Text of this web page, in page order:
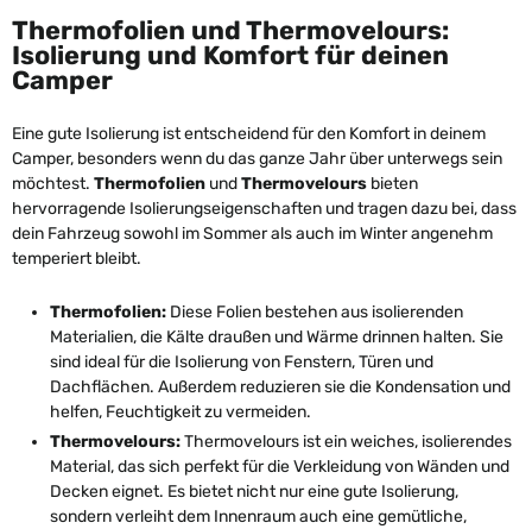
Thermofolien und Thermovelours:
Isolierung und Komfort für deinen
Camper
Eine gute Isolierung ist entscheidend für den Komfort in deinem
Camper, besonders wenn du das ganze Jahr über unterwegs sein
möchtest. Thermofolien undThermovelours bieten
hervorragende Isolierungseigenschaften und tragen dazu bei, dass
dein Fahrzeug sowohl im Sommer als auch im Winter angenehm
temperiert bleibt.
Thermofolien: Diese Folien bestehen aus isolierenden
Materialien, die Kälte draußen und Wärme drinnen halten. Sie
sind ideal für die Isolierung von Fenstern, Türen und
Dachflächen. Außerdem reduzieren sie die Kondensation und
helfen, Feuchtigkeit zu vermeiden.
Thermovelours:Thermovelours ist ein weiches, isolierendes
Material, das sich perfekt für die Verkleidung von Wänden und
Decken eignet. Es bietet nicht nur eine gute Isolierung,
sondern verleiht dem Innenraum auch eine gemütliche,